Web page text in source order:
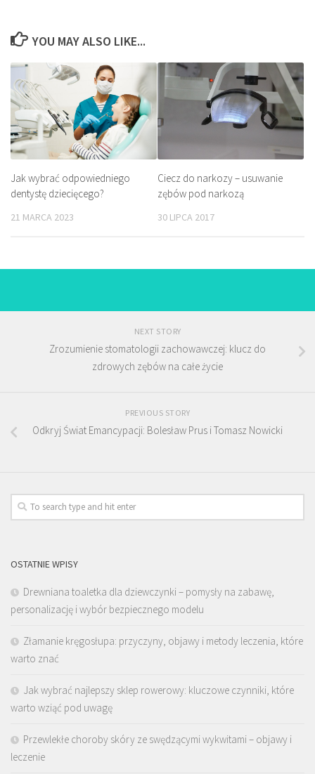
YOU MAY ALSO LIKE...
Jak wybrać odpowiedniego
dentystę dziecięcego?
21 MARCA 2023
Ciecz do narkozy – usuwanie
zębów pod narkozą
30 LIPCA 2017
NEXT STORY
Zrozumienie stomatologii zachowawczej: klucz do
zdrowych zębów na całe życie
PREVIOUS STORY
Odkryj Świat Emancypacji: Bolesław Prus i Tomasz Nowicki
OSTATNIE WPISY
Drewniana toaletka dla dziewczynki – pomysły na zabawę,
personalizację i wybór bezpiecznego modelu
Złamanie kręgosłupa: przyczyny, objawy i metody leczenia, które
warto znać
Jak wybrać najlepszy sklep rowerowy: kluczowe czynniki, które
warto wziąć pod uwagę
Przewlekłe choroby skóry ze swędzącymi wykwitami – objawy i
leczenie